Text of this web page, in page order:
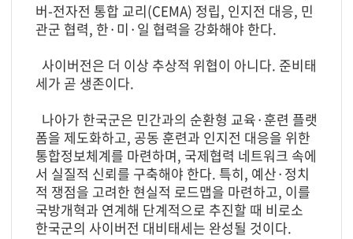
버-전자전 통합 교리(CEMA) 정립, 인지전 대응, 민
관군 협력, 한·미·일 협력을 강화해야 한다.
사이버전은 더 이상 추상적 위협이 아니다. 준비태
세가 곧 생존이다.
나아가 한국군은 민간과의 순환형 교육·훈련 플랫
폼을 제도화하고, 공동 훈련과 인지전 대응을 위한
통합정보체계를 마련하며, 국제협력 네트워크 속에
서 실질적 신뢰를 구축해야 한다. 특히, 예산·정치
적 쟁점을 고려한 현실적 로드맵을 마련하고, 이를
국방개혁과 연계해 단계적으로 추진할 때 비로소
한국군의 사이버전 대비태세는 완성될 것이다.